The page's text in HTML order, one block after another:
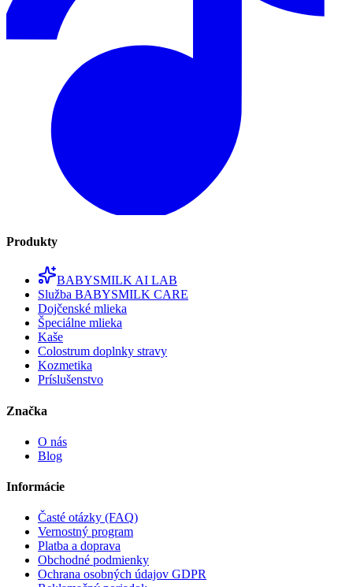
Produkty
BABYSMILK AI LAB
Služba BABYSMILK CARE
Dojčenské mlieka
Špeciálne mlieka
Kaše
Colostrum doplnky stravy
Kozmetika
Príslušenstvo
Značka
O nás
Blog
Informácie
Časté otázky (FAQ)
Vernostný program
Platba a doprava
Obchodné podmienky
Ochrana osobných údajov GDPR